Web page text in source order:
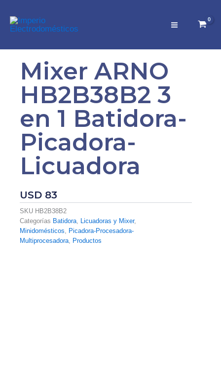
contenido
Mixer ARNO
HB2B38B2 3
en 1 Batidora-
Picadora-
Licuadora
USD 83
SKU HB2B38B2
Categorías Batidora Licuadoras y Mixer,
Minidomésticos
Picadora-Procesadora-
Multiprocesadora
Productos